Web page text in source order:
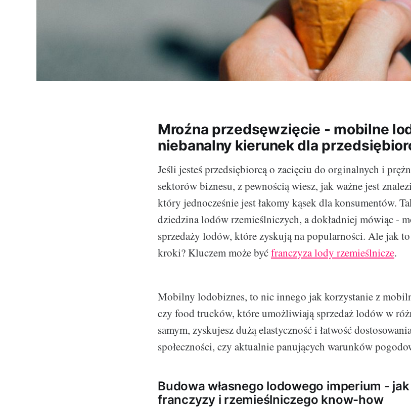
Mroźna przedsęwzięcie - mobilne
niebanalny kierunek dla
Jeśli jesteś przedsiębiorcą o zacięciu do orginalnych i
sektorów biznesu, z pewnością wiesz, jak ważne jest
który jednocześnie jest łakomy kąsek dla konsumentów.
dziedzina lodów rzemieślniczych, a dokładniej mówiąc -
sprzedaży lodów, które zyskują na popularności. Ale jak
kroki? Kluczem może byćfranczyza lody rzemieślnicze.
Mobilny lodobiznes, to nic innego jak korzystanie z
czy food trucków, które umożliwiają sprzedaż lodów w
samym, zyskujesz dużą elastyczność i łatwość
społeczności, czy aktualnie panujących warunków
Budowa własnego lodowego imperium -
franczyzy i rzemieślniczego know-how